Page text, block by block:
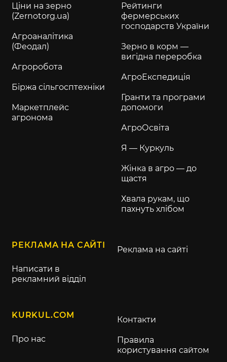
Ціни на зерно
(Zernotorg.ua)
Агроаналітика
(Феодал)
Агроробота
Біржа сільгосптехніки
Маркетплейс
агронома
Рейтинги
фермерських
господарств України
Зерно в корм —
вигідна переробка
АгроЕкспедиція
Гранти та програми
допомоги
АгроОсвіта
Я — Куркуль
Жінка в агро — до
щастя
Хвала рукам, що
пахнуть хлібом
РЕКЛАМА НА САЙТІ
Написати в
рекламний відділ
Реклама на сайті
KURKUL.COM
Про нас
Контакти
Правила
користування сайтом